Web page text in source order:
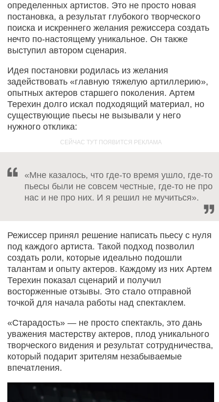
определенных артистов. Это не просто новая
постановка, а результат глубокого творческого
поиска и искреннего желания режиссера создать
нечто по-настоящему уникальное. Он также
выступил автором сценария.
Идея постановки родилась из желания
задействовать «главную тяжелую артиллерию»,
опытных актеров старшего поколения. Артем
Терехин долго искал подходящий материал, но
существующие пьесы не вызывали у него
нужного отклика:
«Мне казалось, что где-то время ушло, где-то
пьесы были не совсем честные, где-то не про
нас и не про них. И я решил не мучиться».
Режиссер принял решение написать пьесу с нуля
под каждого артиста. Такой подход позволил
создать роли, которые идеально подошли
талантам и опыту актеров. Каждому из них Артем
Терехин показал сценарий и получил
восторженные отзывы. Это стало отправной
точкой для начала работы над спектаклем.
«Старадость» — не просто спектакль, это дань
уважения мастерству актеров, плод уникального
творческого видения и результат сотрудничества,
который подарит зрителям незабываемые
впечатления.